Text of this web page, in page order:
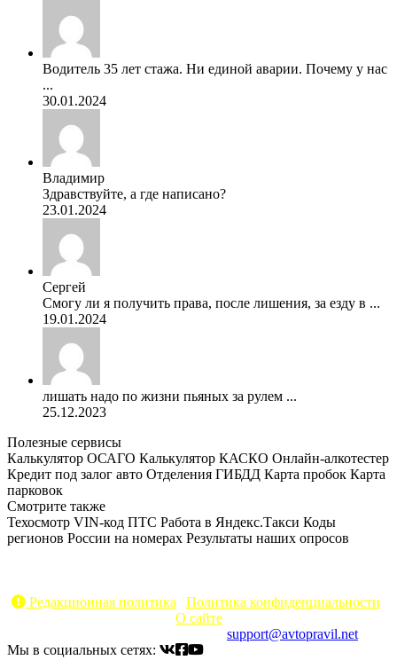
Водитель 35 лет стажа. Ни единой аварии. Почему у нас
...
30.01.2024
Владимир
Здравствуйте, а где написано?
23.01.2024
Сергей
Смогу ли я получить права, после лишения, за езду в ...
19.01.2024
лишать надо по жизни пьяных за рулем ...
25.12.2023
Полезные сервисы
Калькулятор ОСАГО Калькулятор КАСКО Онлайн-алкотестер
Кредит под залог авто Отделения ГИБДД Карта пробок Карта
парковок
Смотрите также
Техосмотр VIN-код ПТС Работа в Яндекс.Такси Коды
регионов России на номерах Результаты наших опросов
Редакционная политика
Политика конфиденциальности
О сайте
support@avtopravil.net
Мы в социальных сетях: